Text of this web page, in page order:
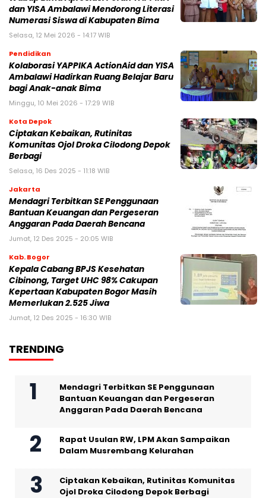
dan YISA Ambalawi Mendorong Literasi
Numerasi Siswa di Kabupaten Bima
Selasa, 12 Mei 2026 - 14:17 WIB
Pendidikan
Kolaborasi YAPPIKA ActionAid dan YISA
Ambalawi Hadirkan Ruang Belajar Baru
bagi Anak-anak Bima
Minggu, 10 Mei 2026 - 17:29 WIB
Kota Depok
Ciptakan Kebaikan, Rutinitas
Komunitas Ojol Droka Cilodong Depok
Berbagi
Selasa, 16 Des 2025 - 11:18 WIB
Jakarta
Mendagri Terbitkan SE Penggunaan
Bantuan Keuangan dan Pergeseran
Anggaran Pada Daerah Bencana
Jumat, 12 Des 2025 - 20:05 WIB
Kab. Bogor
Kepala Cabang BPJS Kesehatan
Cibinong, Target UHC 98% Cakupan
Kepertaan Kabupaten Bogor Masih
Memerlukan 2.525 Jiwa
Jumat, 12 Des 2025 - 16:30 WIB
TRENDING
Mendagri Terbitkan SE Penggunaan
Bantuan Keuangan dan Pergeseran
Anggaran Pada Daerah Bencana
Rapat Usulan RW, LPM Akan Sampaikan
Dalam Musrembang Kelurahan
Ciptakan Kebaikan, Rutinitas Komunitas
Ojol Droka Cilodong Depok Berbagi